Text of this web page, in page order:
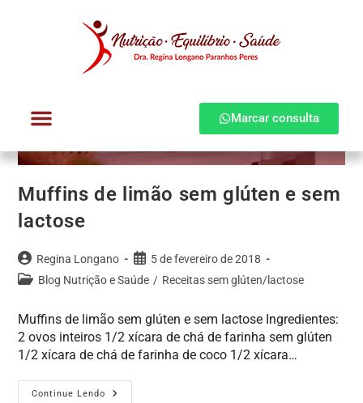
Marcar consulta
Muffins de limão sem glúten e sem
lactose
Regina Longano
5 de fevereiro de 2018
Blog Nutrição e Saúde / Receitas sem glúten/lactose
Muffins de limão sem glúten e sem lactose Ingredientes:
2 ovos inteiros 1/2 xícara de chá de farinha sem glúten
1/2 xícara de chá de farinha de coco 1/2 xícara…
Continue Lendo